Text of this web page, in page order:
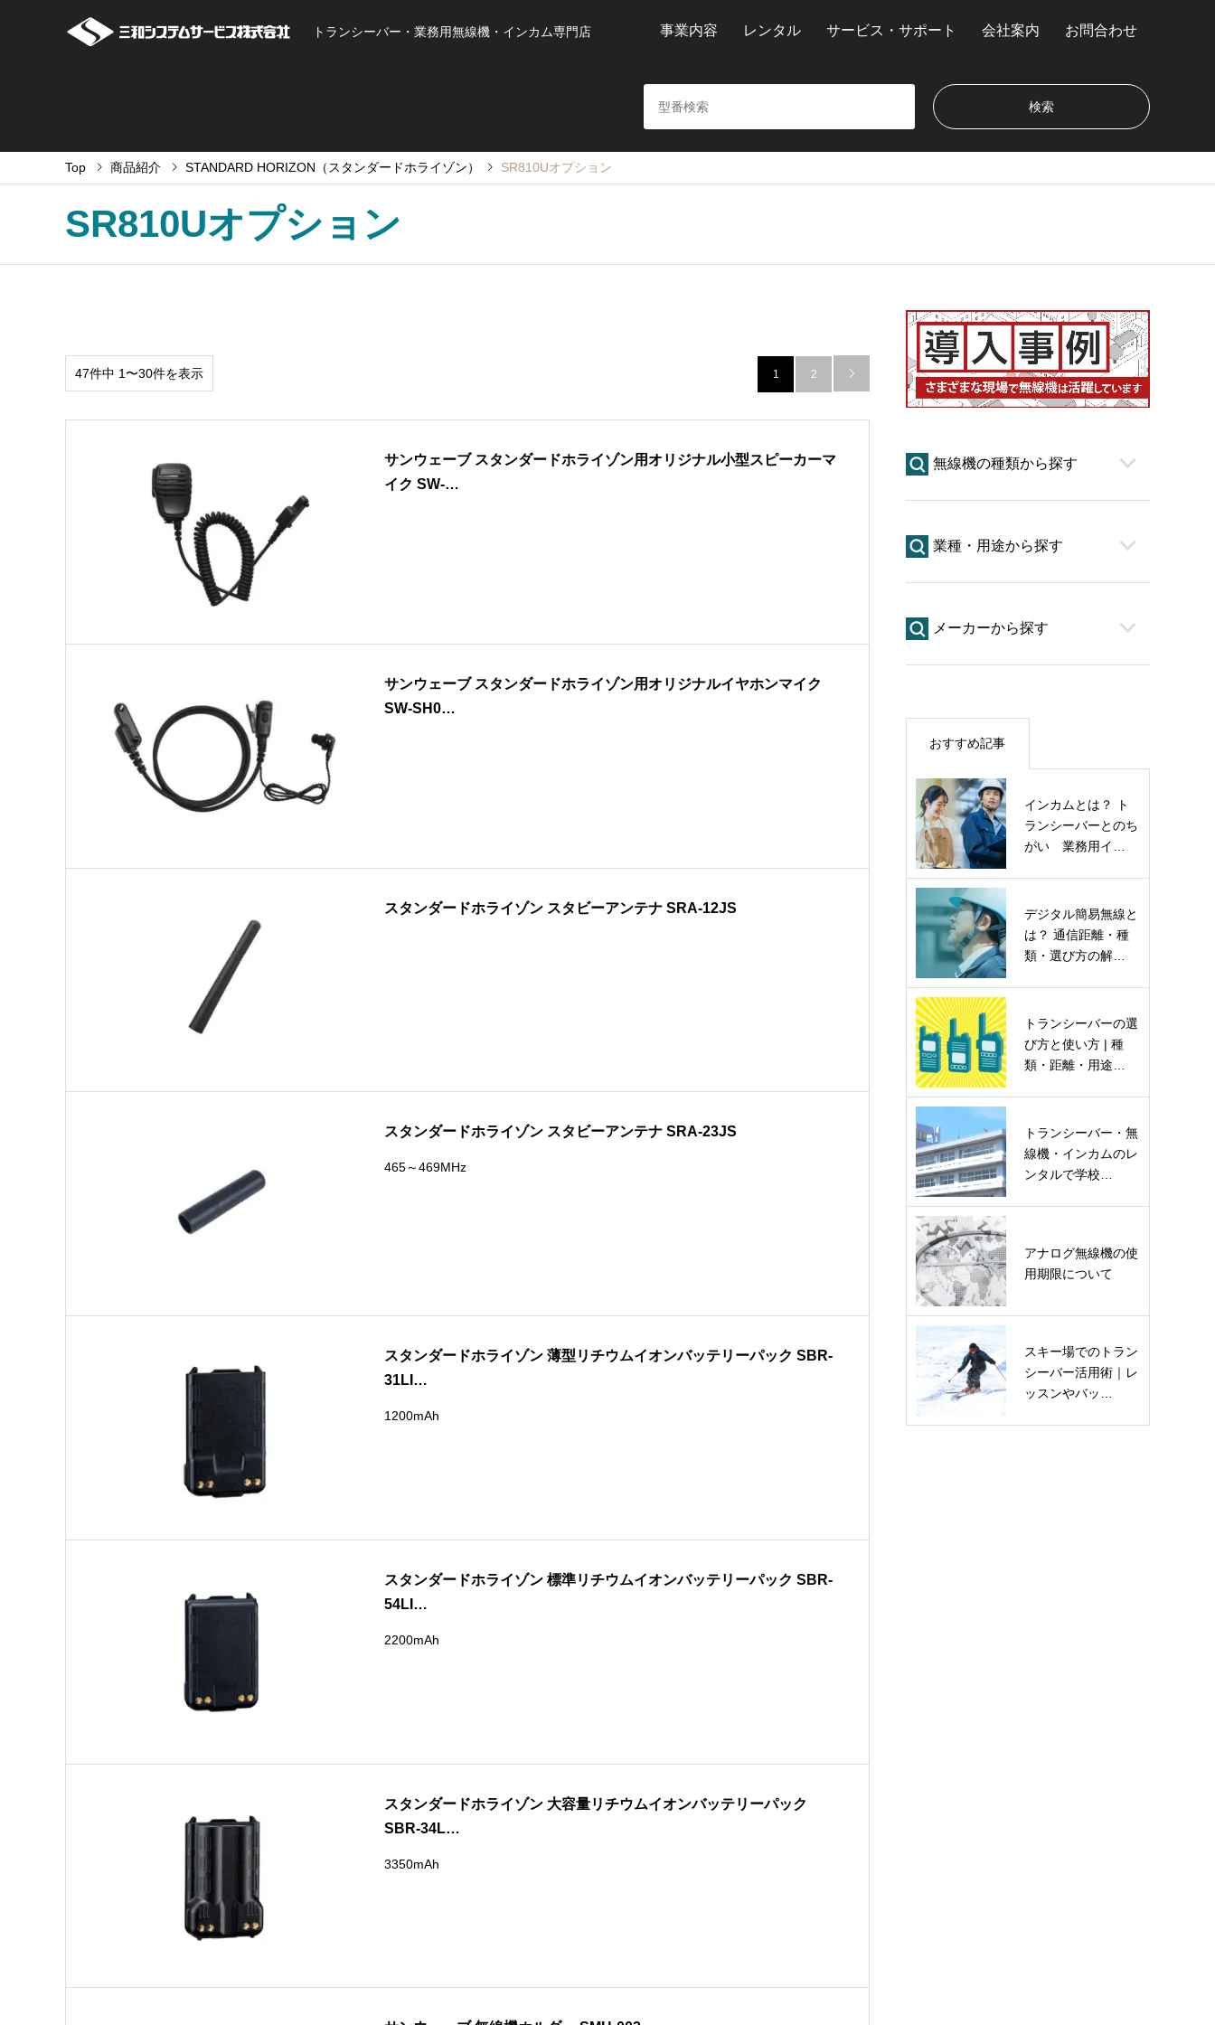
トランシーバー・業務用無線機・インカム専門店 事業内容 レンタル サービス・サポート 会社案内 お問合わせ
Top 商品紹介 STANDARD HORIZON（スタンダードホライゾン） SR810Uオプション
SR810Uオプション
47件中 1〜30件を表示 1 2 
サンウェーブ スタンダードホライゾン用オリジナル小型スピーカーマ
イク SW-…
サンウェーブ スタンダードホライゾン用オリジナルイヤホンマイク
SW-SH0…
スタンダードホライゾン スタビーアンテナ SRA-12JS
スタンダードホライゾン スタビーアンテナ SRA-23JS
465～469MHz
スタンダードホライゾン 薄型リチウムイオンバッテリーパック SBR-
31LI…
1200mAh
スタンダードホライゾン 標準リチウムイオンバッテリーパック SBR-
54LI…
2200mAh
スタンダードホライゾン 大容量リチウムイオンバッテリーパック
SBR-34L…
3350mAh
無線機の種類から探す
業種・用途から探す
メーカーから探す
おすすめ記事
インカムとは？ ト
ランシーバーとのち
がい 業務用イ…
デジタル簡易無線と
は？ 通信距離・種
類・選び方の解…
トランシーバーの選
び方と使い方 | 種
類・距離・用途…
トランシーバー・無
線機・インカムのレ
ンタルで学校…
アナログ無線機の使
用期限について
スキー場でのトラン
シーバー活用術｜レ
ッスンやバッ…